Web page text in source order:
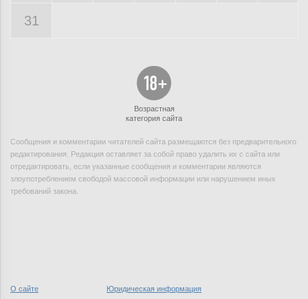
31
Возрастная
категория сайта
Сообщения и комментарии читателей сайта размещаются без предварительного
редактирования. Редакция оставляет за собой право удалить их с сайта или
отредактировать, если указанные сообщения и комментарии являются
злоупотреблением свободой массовой информации или нарушением иных
требований закона.
О сайте Юридическая информация